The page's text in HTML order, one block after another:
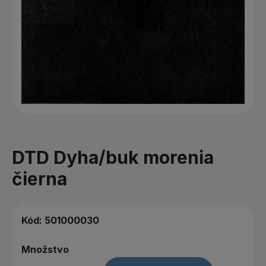
DTD Dyha/buk morenia
čierna
Kód: 501000030
Množstvo